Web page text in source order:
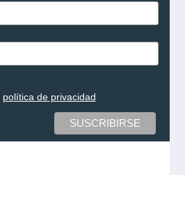
política de privacidad